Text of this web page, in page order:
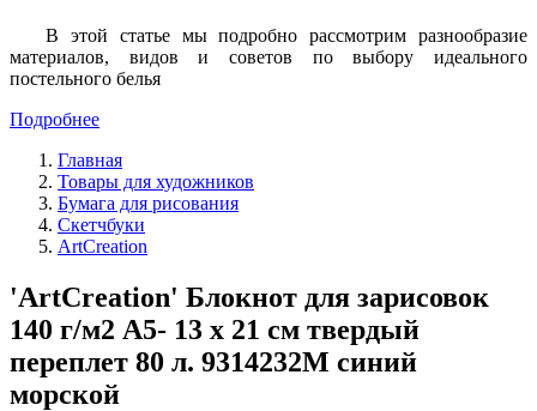
В этой статье мы подробно рассмотрим разнообразие
материалов, видов и советов по выбору идеального
постельного белья
Подробнее
Главная
Товары для художников
Бумага для рисования
Скетчбуки
ArtCreation
'ArtCreation' Блокнот для зарисовок
140 г/м2 A5- 13 х 21 см твердый
переплет 80 л. 9314232M синий
морской